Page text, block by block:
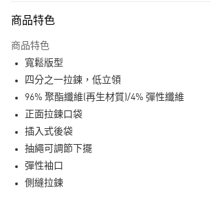
LINE Pay
全家取貨付款
每筆NT$80，滿NT$1,500(含以上)免運費
商品特色
商品特色
寬鬆版型
四分之一拉鍊，低立領
96% 聚酯纖維(再生材質)/4% 彈性纖維
正面拉鍊口袋
插入式後袋
抽繩可調節下擺
彈性袖口
側縫拉鍊